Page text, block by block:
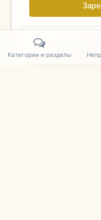
Уже
Категории и разделы